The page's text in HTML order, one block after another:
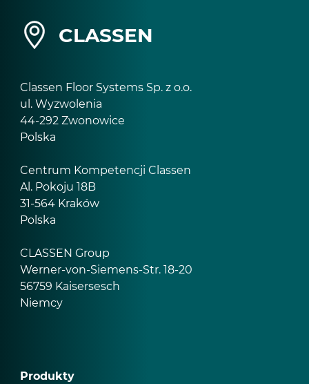
CLASSEN
Classen Floor Systems Sp. z o.o.
ul. Wyzwolenia
44-292 Zwonowice
Polska
Centrum Kompetencji Classen
Al. Pokoju 18B
31-564 Kraków
Polska
CLASSEN Group
Werner-von-Siemens-Str. 18-20
56759 Kaisersesch
Niemcy
Produkty